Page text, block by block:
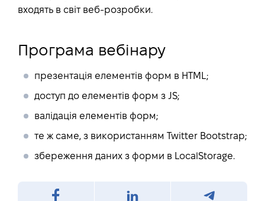
входять в світ веб-розробки.
Програма вебінару
презентація елементів форм в HTML;
доступ до елементів форм з JS;
валідація елементів форм;
те ж саме, з використанням Twitter Bootstrap;
збереження даних з форми в LocalStorage.